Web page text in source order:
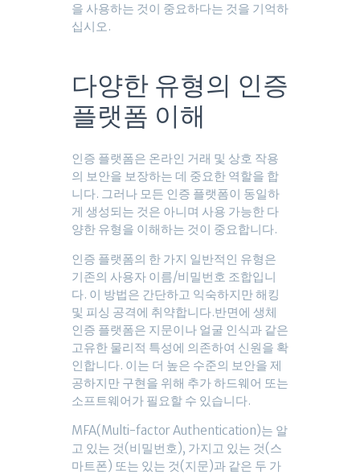
을 사용하는 것이 중요하다는 것을 기억하
십시오.
다양한 유형의 인증
플랫폼 이해
인증 플랫폼은 온라인 거래 및 상호 작용
의 보안을 보장하는 데 중요한 역할을 합
니다. 그러나 모든 인증 플랫폼이 동일하
게 생성되는 것은 아니며 사용 가능한 다
양한 유형을 이해하는 것이 중요합니다.
인증 플랫폼의 한 가지 일반적인 유형은
기존의 사용자 이름/비밀번호 조합입니
다. 이 방법은 간단하고 익숙하지만 해킹
및 피싱 공격에 취약합니다.반면에 생체
인증 플랫폼은 지문이나 얼굴 인식과 같은
고유한 물리적 특성에 의존하여 신원을 확
인합니다. 이는 더 높은 수준의 보안을 제
공하지만 구현을 위해 추가 하드웨어 또는
소프트웨어가 필요할 수 있습니다.
MFA(Multi-factor Authentication)는 알
고 있는 것(비밀번호), 가지고 있는 것(스
마트폰) 또는 있는 것(지문)과 같은 두 가